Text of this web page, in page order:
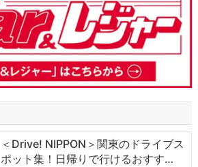
＜Drive! NIPPON＞関東のドライブス
ポット集！日帰りで行けるおすす…